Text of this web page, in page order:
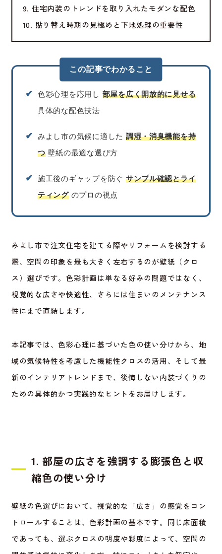
9. 住宅内装のトレンドを取り入れたモダンな配色
10. 貼り替え時期の見極めと下地処理の重要性
この記事でわかること
✔︎ 色彩心理を応用し 部屋を広く開放的に見せる
具体的な配色技法
✔︎ みよし市の気候に適した 調湿・消臭機能を持
つ壁紙の最適な選び方
✔︎ 施工後のギャップを防ぐ サンプル確認とライ
ティングのプロの視点
みよし市で注文住宅を建てる際やリフォームを検討する
際、空間の印象を最も大きく左右するのが壁紙（クロ
ス）選びです。色彩計画は単なる好みの問題ではなく、
視覚的な広さや快適性、さらには住まいのメンテナンス
性にまで直結します。
本記事では、色彩心理に基づいた色の使い分けから、地
域の気候特性を考慮した機能性クロスの活用、そして最
新のインテリアトレンドまで、後悔しない内装づくりの
ための具体的かつ実践的なヒントをお届けします。
1. 部屋の広さを強調する膨張色と収
縮色の使い分け
壁紙の色選びにおいて、視覚的な「広さ」の感覚をコン
トロールすることは、色彩計画の基本です。同じ床面積
であっても、選ぶクロスの明度や彩度によって、空間の